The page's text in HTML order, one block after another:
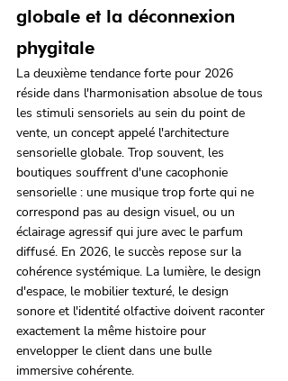
globale et la déconnexion
phygitale
La deuxième tendance forte pour 2026
réside dans l'harmonisation absolue de tous
les stimuli sensoriels au sein du point de
vente, un concept appelé l'architecture
sensorielle globale. Trop souvent, les
boutiques souffrent d'une cacophonie
sensorielle : une musique trop forte qui ne
correspond pas au design visuel, ou un
éclairage agressif qui jure avec le parfum
diffusé. En 2026, le succès repose sur la
cohérence systémique. La lumière, le design
d'espace, le mobilier texturé, le design
sonore et l'identité olfactive doivent raconter
exactement la même histoire pour
envelopper le client dans une bulle
immersive cohérente.